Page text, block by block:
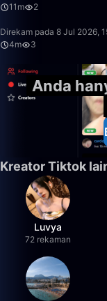
11m
2
Direkam pada 8 Jul 2026,
4m
3
Anda
Kreator Tiktok
Luvya
72 rekaman